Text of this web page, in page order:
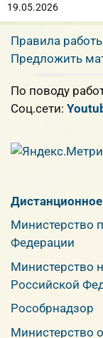
19.05.2026
Правила
Предложить
По поводу
Cоц.сети:
Министерство
Федерации
Министерство
Российской
Рособрнадзор
Министерство